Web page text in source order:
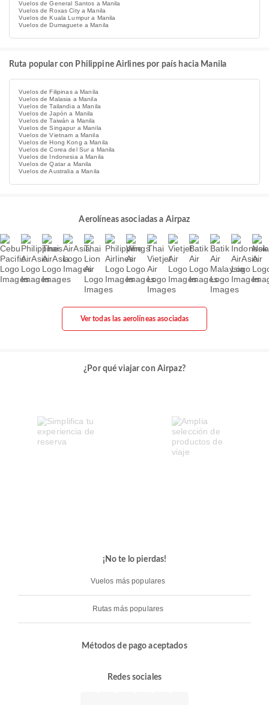
Vuelos de General Santos a Manila
Vuelos de Roxas City a Manila
Vuelos de Kuala Lumpur a Manila
Vuelos de Dumaguete a Manila
Ruta popular con Philippine Airlines por país hacia Manila
Vuelos de Filipinas a Manila
Vuelos de Malasia a Manila
Vuelos de Tailandia a Manila
Vuelos de Japón a Manila
Vuelos de Taiwán a Manila
Vuelos de Singapur a Manila
Vuelos de Vietnam a Manila
Vuelos de Hong Kong a Manila
Vuelos de Corea del Sur a Manila
Vuelos de Indonesia a Manila
Vuelos de Qatar a Manila
Vuelos de Australia a Manila
Aerolíneas asociadas a Airpaz
Ver todas las aerolíneas asociadas
¿Por qué viajar con Airpaz?
¡No te lo pierdas!
Vuelos más populares
Rutas más populares
Métodos de pago aceptados
Redes sociales